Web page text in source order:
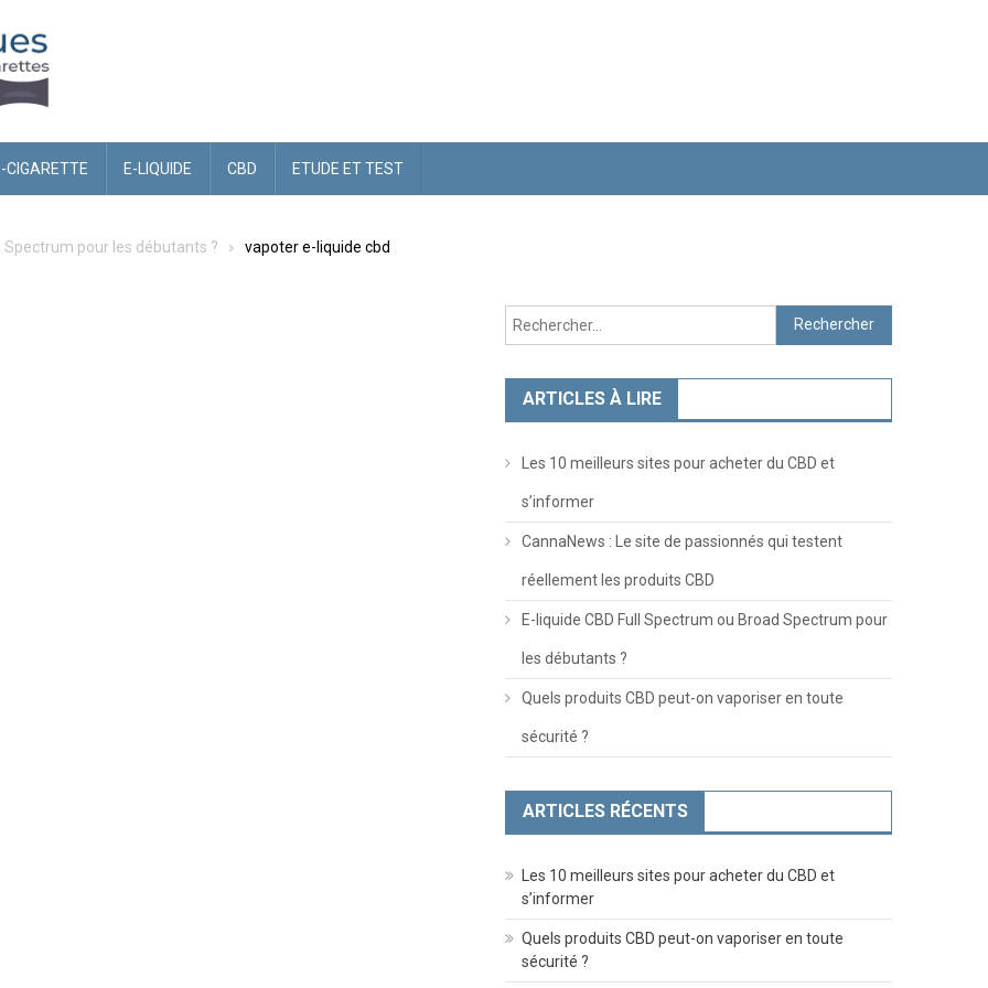
CIGARETTE E-LIQUIDE CBD ETUDE ET TEST
Spectrum pour les débutants ? vapoter e-liquide cbd
Rechercher :
ARTICLES À LIRE
Les 10 meilleurs sites pour acheter du CBD et
s’informer
CannaNews : Le site de passionnés qui testent
réellement les produits CBD
E-liquide CBD Full Spectrum ou Broad Spectrum pour
les débutants ?
Quels produits CBD peut-on vaporiser en toute
sécurité ?
ARTICLES RÉCENTS
Les 10 meilleurs sites pour acheter du CBD et
s’informer
Quels produits CBD peut-on vaporiser en toute
sécurité ?